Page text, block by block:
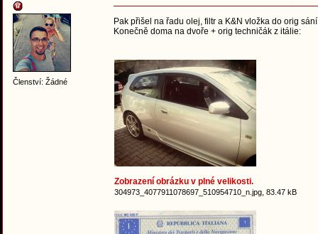
Členství: Žádné
Pak přišel na řadu olej, filtr a K&N vložka do orig
Konečně doma na dvoře + orig techničák z itálie:
Zobrazení obrázku v plné velikosti.
304973_4077911078697_510954710_n.jpg, 83.47 kB